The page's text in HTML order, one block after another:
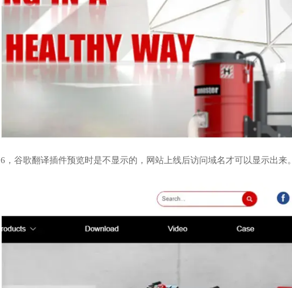
6，谷歌翻译插件预览时是不显示的，网站上线后访问域名才可以显示出来。